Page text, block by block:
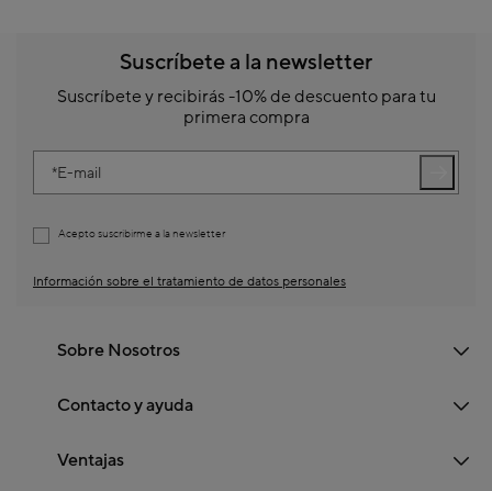
Suscríbete a la newsletter
Suscríbete y recibirás -10% de descuento para tu
primera compra
E-mail
Acepto suscribirme a la newsletter
Información sobre el tratamiento de datos personales
Sobre Nosotros
Contacto y ayuda
Ventajas